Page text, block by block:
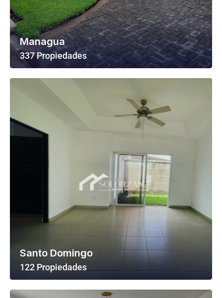
Managua
337 Propiedades
Ver Todas Las Propiedades
Santo Domingo
122 Propiedades
Ver Todas Las Propiedades